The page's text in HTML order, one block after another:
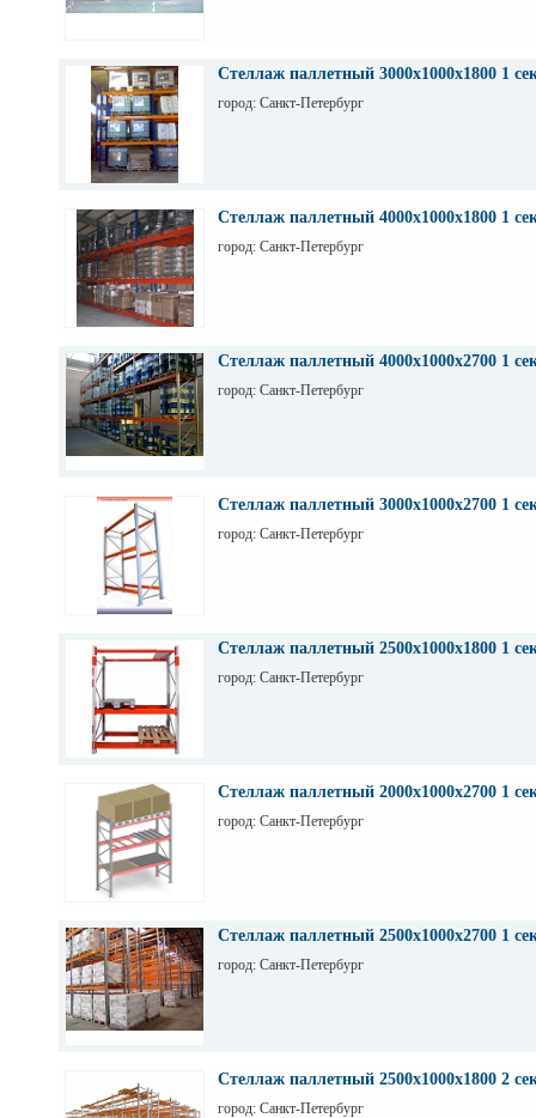
Стеллаж паллетный 3000х1000х1800 1
город: Санкт-Петербург
Стеллаж паллетный 4000х1000х1800 1
город: Санкт-Петербург
Стеллаж паллетный 4000х1000х2700 1
город: Санкт-Петербург
Стеллаж паллетный 3000х1000х2700 1
город: Санкт-Петербург
Стеллаж паллетный 2500х1000х1800 1
город: Санкт-Петербург
Стеллаж паллетный 2000х1000х2700 1
город: Санкт-Петербург
Стеллаж паллетный 2500х1000х2700 1
город: Санкт-Петербург
Стеллаж паллетный 2500х1000х1800 2
город: Санкт-Петербург